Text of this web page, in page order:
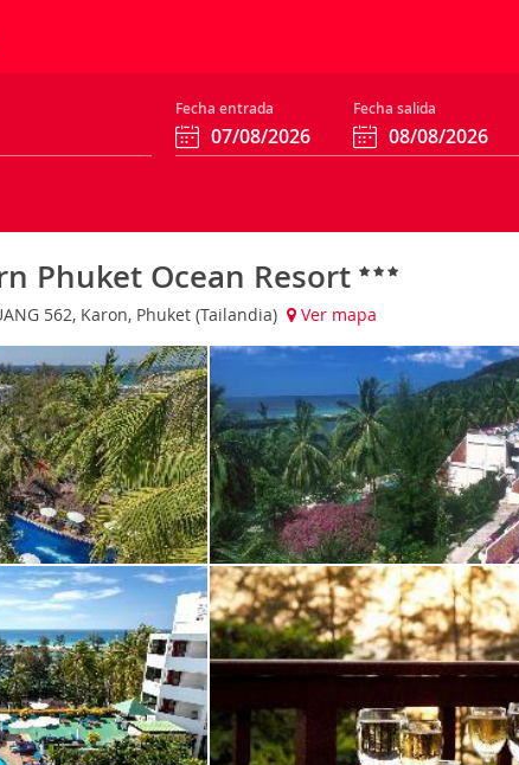
Fecha entrada Fecha salida
Phuket Ocean Resort
562, Karon, Phuket (Tailandia) Ver mapa